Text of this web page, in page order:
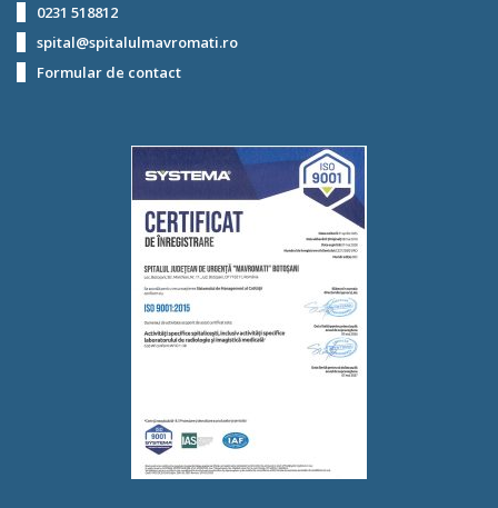
0231 518812
spital@spitalulmavromati.ro
Formular de contact